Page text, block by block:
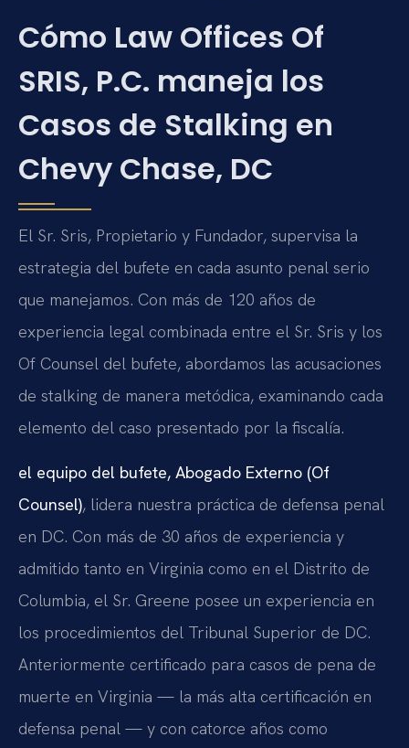
Cómo Law Offices Of
SRIS, P.C. maneja los
Casos de Stalking en
Chevy Chase, DC
El Sr. Sris, Propietario y Fundador, supervisa la
estrategia del bufete en cada asunto penal serio
que manejamos. Con más de 120 años de
experiencia legal combinada entre el Sr. Sris y los
Of Counsel del bufete, abordamos las acusaciones
de stalking de manera metódica, examinando cada
elemento del caso presentado por la fiscalía.
el equipo del bufete, Abogado Externo (Of
Counsel), lidera nuestra práctica de defensa penal
en DC. Con más de 30 años de experiencia y
admitido tanto en Virginia como en el Distrito de
Columbia, el Sr. Greene posee un experiencia en
los procedimientos del Tribunal Superior de DC.
Anteriormente certificado para casos de pena de
muerte en Virginia — la más alta certificación en
defensa penal — y con catorce años como